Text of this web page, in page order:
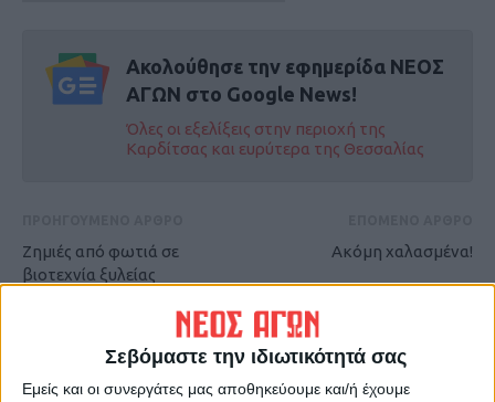
Σεβόμαστε την ιδιωτικότητά σας
Εμείς και οι συνεργάτες μας αποθηκεύουμε και/ή έχουμε
Ακολούθησε την εφημερίδα ΝΕΟΣ
ΑΓΩΝ στο Google News!
Όλες οι εξελίξεις στην περιοχή της
Καρδίτσας και ευρύτερα της Θεσσαλίας
Ζημιές από φωτιά σε
βιοτεχνία ξυλείας
Ακόμη χαλασμένα!